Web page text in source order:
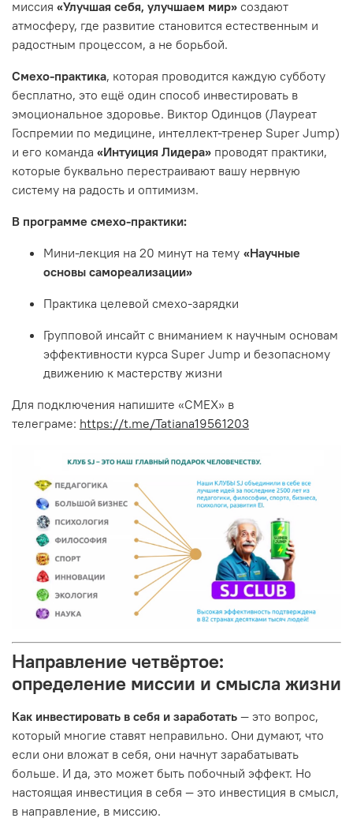
миссия «Улучшая себя, улучшаем мир» создают
атмосферу, где развитие становится естественным и
радостным процессом, а не борьбой.
Смехо-практика, которая проводится каждую субботу
бесплатно, это ещё один способ инвестировать в
эмоциональное здоровье. Виктор Одинцов (Лауреат
Госпремии по медицине, интеллект-тренер Super Jump)
и его команда «Интуиция Лидера» проводят практики,
которые буквально перестраивают вашу нервную
систему на радость и оптимизм.
В программе смехо-практики:
Мини-лекция на 20 минут на тему «Научные
основы самореализации»
Практика целевой смехо-зарядки
Групповой инсайт с вниманием к научным основам
эффективности курса Super Jump и безопасному
движению к мастерству жизни
Для подключения напишите «СМЕХ» в
телеграме: https://t.me/Tatiana19561203
Направление четвёртое:
определение миссии и смысла жизни
Как инвестировать в себя и заработать — это вопрос,
который многие ставят неправильно. Они думают, что
если они вложат в себя, они начнут зарабатывать
больше. И да, это может быть побочный эффект. Но
настоящая инвестиция в себя — это инвестиция в смысл,
в направление, в миссию.